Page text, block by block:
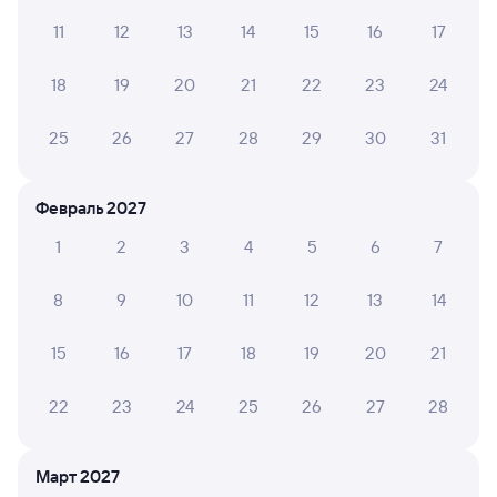
6 причин купить ж/д билеты
Подробные ответы на вопросы о поездке или
СМС-сопровождение до посадки в поезд
Наталья К.
Проводники в вагоне были внимательными. В вагоне и
было на 10 из 10
11 12 13 14 15 16 17
18 19 20 21 22 23 24
25 26 27 28 29 30 31
Февраль 2027
1
2 3 4 5 6 7
8 9 10 11 12 13 14
15 16 17 18 19 20 21
22 23 24 25 26 27 28
Март 2027